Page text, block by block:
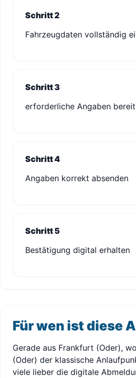
Schritt 2
Fahrzeugdaten vollständig
Schritt 3
erforderliche Angaben
Schritt 4
Angaben korrekt absenden
Schritt 5
Bestätigung digital erhalten
Für wen ist diese
Gerade aus Frankfurt (Oder),
(Oder) der klassische
viele lieber die digitale